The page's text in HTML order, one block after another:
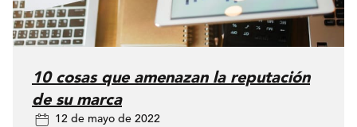
10 cosas que amenazan la reputación
de su marca
12 de mayo de 2022